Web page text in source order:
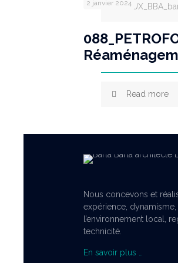
2 janvier 2024
Read more
Nous concevons et
expérience,
l’environnement local,
technicité.
En savoir plus …